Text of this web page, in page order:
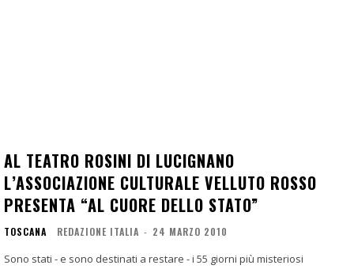
AL TEATRO ROSINI DI LUCIGNANO
L’ASSOCIAZIONE CULTURALE VELLUTO ROSSO
PRESENTA “AL CUORE DELLO STATO”
TOSCANA REDAZIONE ITALIA - 24 MARZO 2010
Sono stati - e sono destinati a restare - i 55 giorni più misteriosi